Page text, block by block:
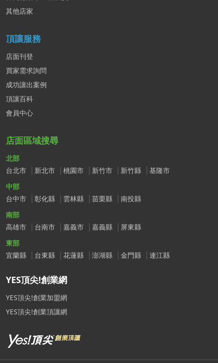
其他店家
頂讓服務
店面刊登
買家需求詢問
成功讓出案例
頂讓百科
會員中心
店面區域搜尋
北部
台北市
新北市 桃園市 新竹市 新竹縣
基隆市
中部
台中市
彰化縣 雲林縣 苗栗縣
南投縣
南部
高雄市
台南市 嘉義市 嘉義縣
屏東縣
東部
宜蘭縣
台東縣 花蓮縣 澎湖縣 金門縣 連江縣
YES頂尖!創業網
YES頂尖!創業加盟網
YES頂尖!創業頂讓網